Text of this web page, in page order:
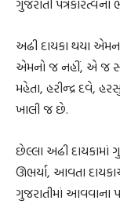
ગુજરાતી
અઢી દાયકા થયા
એમનો જ નહીં, એ જ
મહેતા, હરીન્દ્ર દવે,
ખાલી જ છે.
છેલ્લા અઢી દાયકામાં
ઊભર્યા, આવતા
ગુજરાતીમાં આવવાના